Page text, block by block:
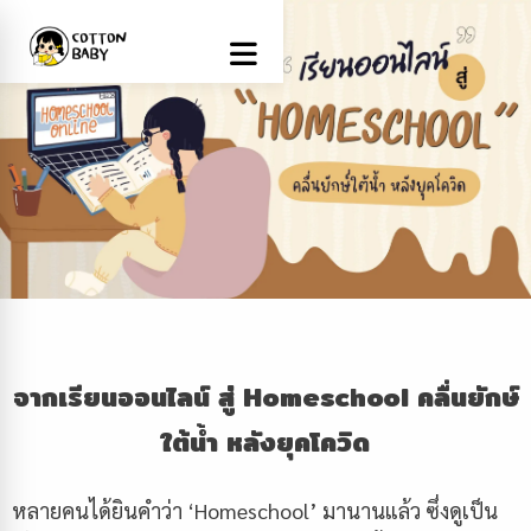
จากเรียนออนไลน์ สู่ Homeschool คลื่นยักษ์
ใต้น้ำ หลังยุคโควิด
หลายคนได้ยินคำว่า ‘Homeschool’ มานานแล้ว ซึ่งดูเป็น